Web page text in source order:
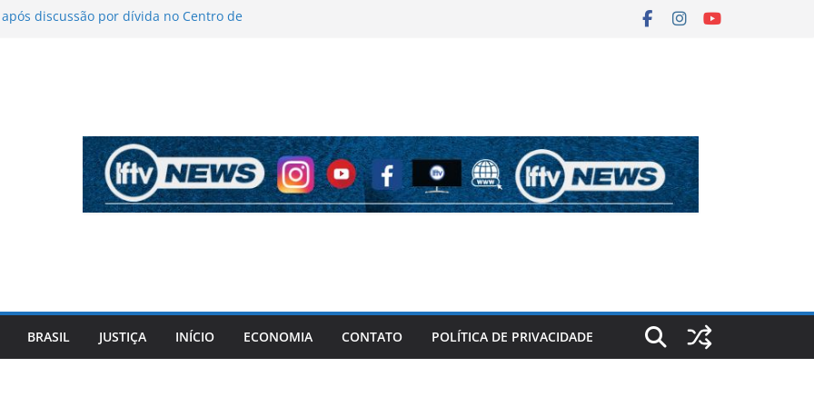
discussão por dívida no Centro de
tiros após criminosos invadirem
BRASIL JUSTIÇA INÍCIO ECONOMIA CONTATO POLÍTICA DE PRIVACIDADE